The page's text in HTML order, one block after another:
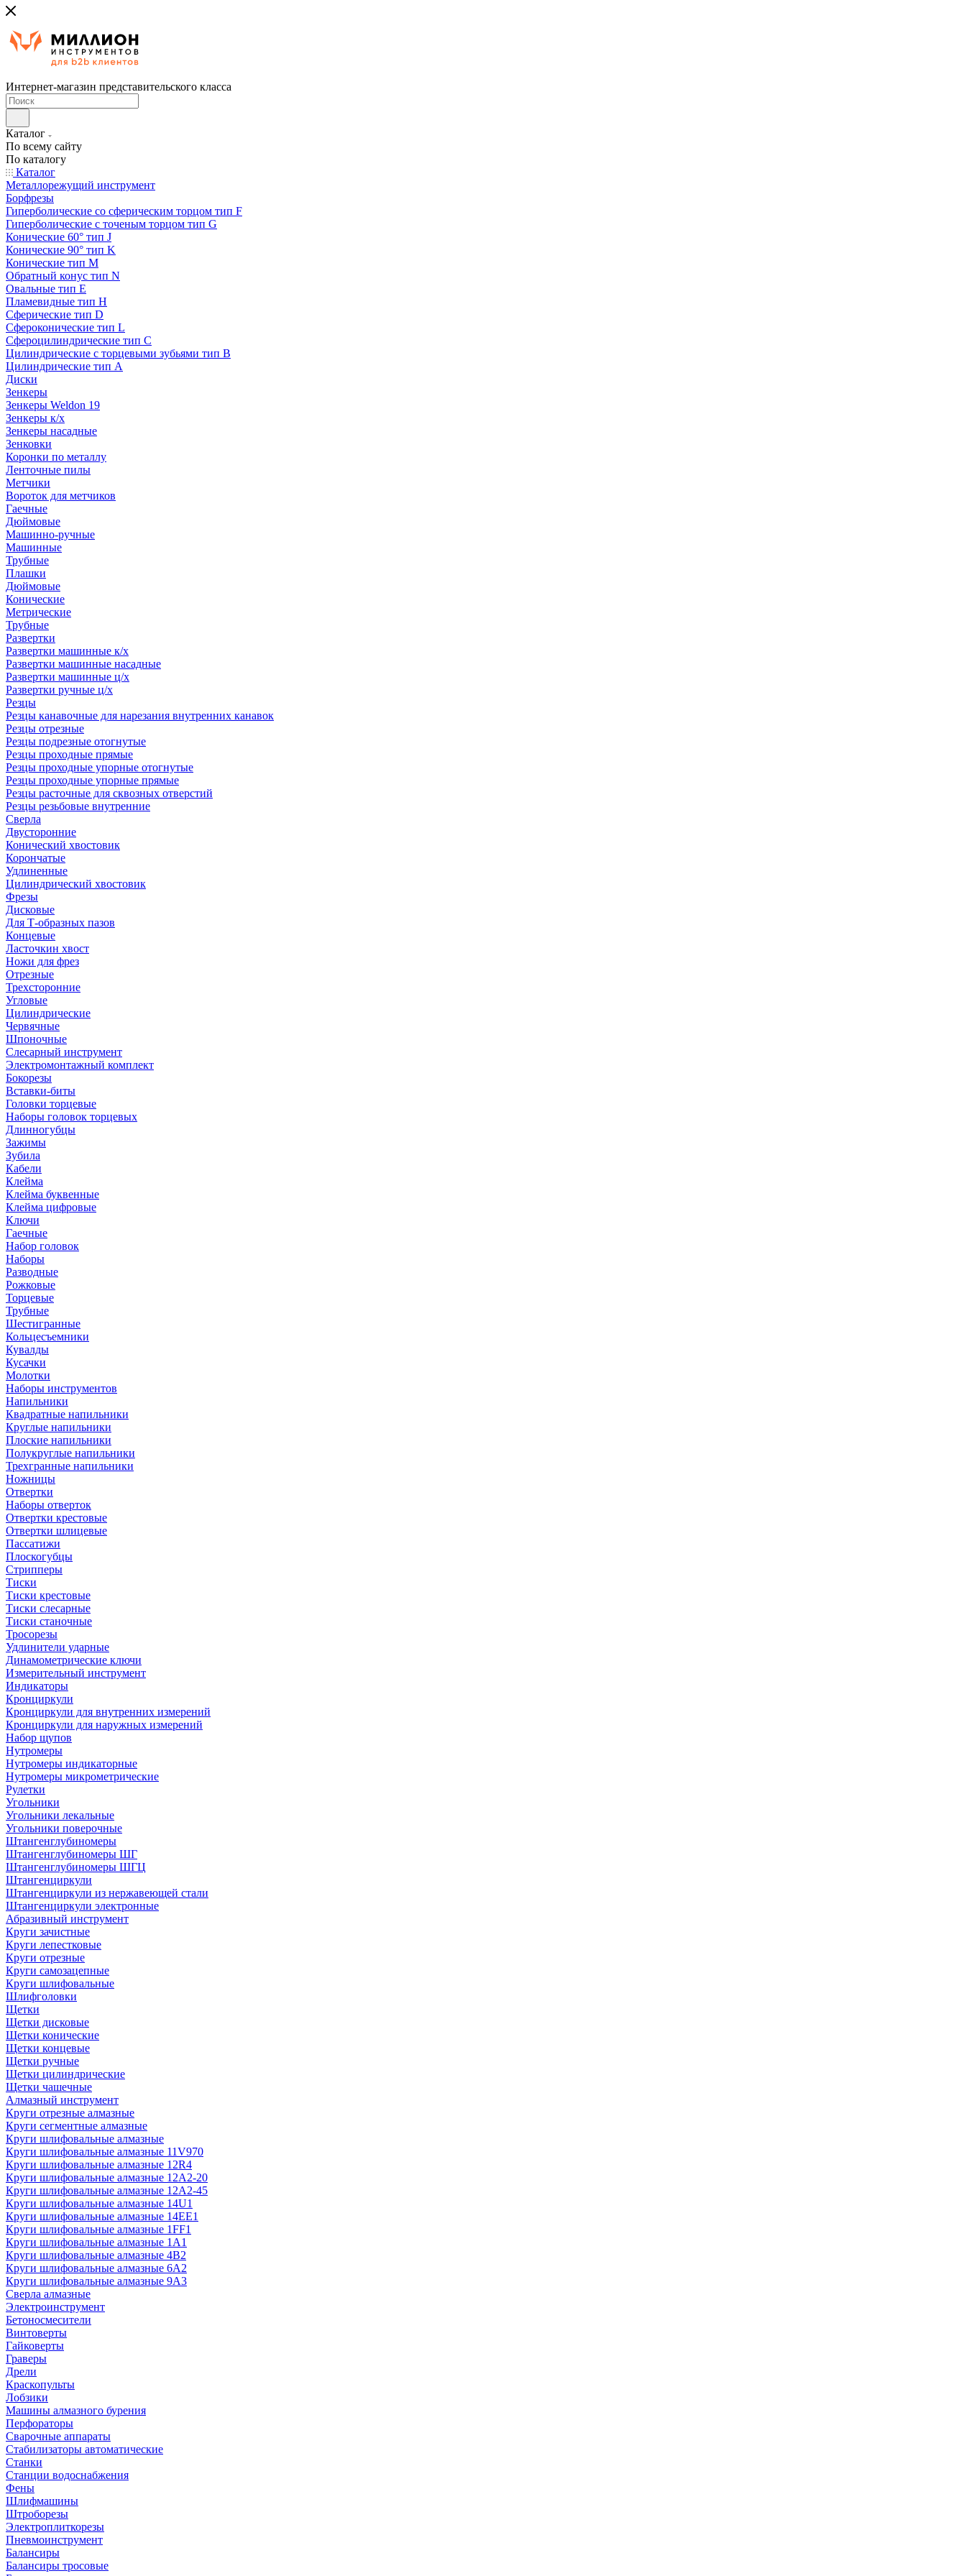
Интернет-магазин представительского класса
Каталог
По всему сайту
По каталогу
Каталог
Металлорежущий инструмент
Борфрезы
Гиперболические cо сферическим торцом тип F
Гиперболические с точеным торцом тип G
Конические 60° тип J
Конические 90° тип K
Конические тип M
Обратный конус тип N
Овальные тип E
Пламевидные тип H
Сферические тип D
Сфероконические тип L
Сфероцилиндрические тип C
Цилиндрические с торцевыми зубьями тип B
Цилиндрические тип А
Диски
Зенкеры
Зенкеры Weldon 19
Зенкеры к/х
Зенкеры насадные
Зенковки
Коронки по металлу
Ленточные пилы
Метчики
Вороток для метчиков
Гаечные
Дюймовые
Машинно-ручные
Машинные
Трубные
Плашки
Дюймовые
Конические
Метрические
Трубные
Развертки
Развертки машинные к/х
Развертки машинные насадные
Развертки машинные ц/х
Развертки ручные ц/х
Резцы
Резцы канавочные для нарезания внутренних канавок
Резцы отрезные
Резцы подрезные отогнутые
Резцы проходные прямые
Резцы проходные упорные отогнутые
Резцы проходные упорные прямые
Резцы расточные для сквозных отверстий
Резцы резьбовые внутренние
Сверла
Двусторонние
Конический хвостовик
Корончатые
Удлиненные
Цилиндрический хвостовик
Фрезы
Дисковые
Для Т-образных пазов
Концевые
Ласточкин хвост
Ножи для фрез
Отрезные
Трехсторонние
Угловые
Цилиндрические
Червячные
Шпоночные
Слесарный инструмент
Электромонтажный комплект
Бокорезы
Вставки-биты
Головки торцевые
Наборы головок торцевых
Длинногубцы
Зажимы
Зубила
Кабели
Клейма
Клейма буквенные
Клейма цифровые
Ключи
Гаечные
Набор головок
Наборы
Разводные
Рожковые
Торцевые
Трубные
Шестигранные
Кольцесъемники
Кувалды
Кусачки
Молотки
Наборы инструментов
Напильники
Квадратные напильники
Круглые напильники
Плоские напильники
Полукруглые напильники
Трехгранные напильники
Ножницы
Отвертки
Наборы отверток
Отвертки крестовые
Отвертки шлицевые
Пассатижи
Плоскогубцы
Стрипперы
Тиски
Тиски крестовые
Тиски слесарные
Тиски станочные
Тросорезы
Удлинители ударные
Динамометрические ключи
Измерительный инструмент
Индикаторы
Кронциркули
Кронциркули для внутренних измерений
Кронциркули для наружных измерений
Набор щупов
Нутромеры
Нутромеры индикаторные
Нутромеры микрометрические
Рулетки
Угольники
Угольники лекальные
Угольники поверочные
Штангенглубиномеры
Штангенглубиномеры ШГ
Штангенглубиномеры ШГЦ
Штангенциркули
Штангенциркули из нержавеющей стали
Штангенциркули электронные
Абразивный инструмент
Круги зачистные
Круги лепестковые
Круги отрезные
Круги самозацепные
Круги шлифовальные
Шлифголовки
Щетки
Щетки дисковые
Щетки конические
Щетки концевые
Щетки ручные
Щетки цилиндрические
Щетки чашечные
Алмазный инструмент
Круги отрезные алмазные
Круги сегментные алмазные
Круги шлифовальные алмазные
Круги шлифовальные алмазные 11V970
Круги шлифовальные алмазные 12R4
Круги шлифовальные алмазные 12А2-20
Круги шлифовальные алмазные 12А2-45
Круги шлифовальные алмазные 14U1
Круги шлифовальные алмазные 14ЕЕ1
Круги шлифовальные алмазные 1FF1
Круги шлифовальные алмазные 1А1
Круги шлифовальные алмазные 4В2
Круги шлифовальные алмазные 6A2
Круги шлифовальные алмазные 9А3
Сверла алмазные
Электроинструмент
Бетоносмесители
Винтоверты
Гайковерты
Граверы
Дрели
Краскопульты
Лобзики
Машины алмазного бурения
Перфораторы
Сварочные аппараты
Стабилизаторы автоматические
Станки
Станции водоснабжения
Фены
Шлифмашины
Штроборезы
Электроплиткорезы
Пневмоинструмент
Балансиры
Балансиры тросовые